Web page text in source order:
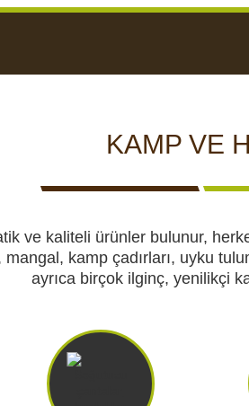
KENDINI SAVUNMA
KAMP VE
ve kaliteli ürünler bulunur,
kamp çadırları, uyku
ayrıca birçok ilginç, yenilikçi